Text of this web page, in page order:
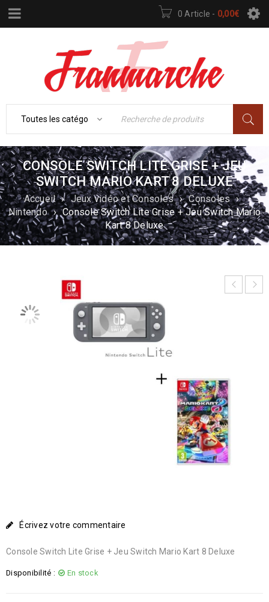
0 Article - 0,00€
CONSOLE SWITCH LITE GRISE + JEU
SWITCH MARIO KART 8 DELUXE
Accueil › Jeux vidéo et Consoles › Consoles ›
Nintendo › Console Switch Lite Grise + Jeu Switch Mario
Kart 8 Deluxe
Écrivez votre commentaire
Console Switch Lite Grise + Jeu Switch Mario Kart 8 Deluxe
Disponibilité : En stock